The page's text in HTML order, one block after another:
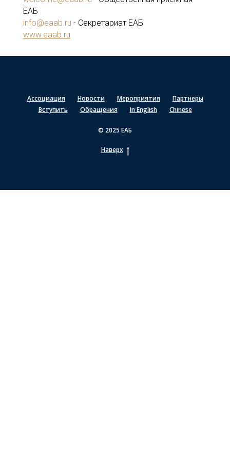
ЕАБ
info@eaab.ru - Секретариат ЕАБ
www.eaab.ru
Ассоциация Новости Мероприятия
Партнеры
Вступить
Обращения In English Chinese
© 2025 ЕАБ
Наверх